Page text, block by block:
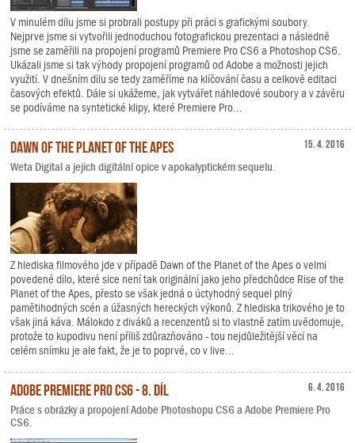
V minulém dílu jsme si probrali postupy při práci s grafickými soubory.
Nejprve jsme si vytvořili jednoduchou fotografickou prezentaci a následně
jsme se zaměřili na propojení programů Premiere Pro CS6 a Photoshop CS6.
Ukázali jsme si tak výhody propojení programů od Adobe a možnosti jejich
využití. V dnešním dílu se tedy zaměříme na klíčování času a celkově editaci
časových efektů. Dále si ukážeme, jak vytvářet náhledové soubory a v závěru
se podíváme na syntetické klipy, které Premiere Pro...
15. 4. 2016
Dawn of the Planet of the Apes
Weta Digital a jejich digitální opice v apokalyptickém sequelu.
Z hlediska filmového jde v případě Dawn of the Planet of the Apes o velmi
povedené dílo, které sice není tak originální jako jeho předchůdce Rise of the
Planet of the Apes, přesto se však jedná o úctyhodný sequel plný
pamětihodných scén a úžasných hereckých výkonů. Z hlediska trikového je to
však jiná káva. Málokdo z diváků a recenzentů si to vlastně zatím uvědomuje,
protože to kupodivu není příliš zdůrazňováno - tou nejdůležitější věcí na
celém snímku je ale fakt, že je to poprvé, co v live...
6. 4. 2016
Adobe Premiere Pro CS6 - 8. díl
Práce s obrázky a propojení Adobe Photoshopu CS6 a Adobe Premiere Pro
CS6.